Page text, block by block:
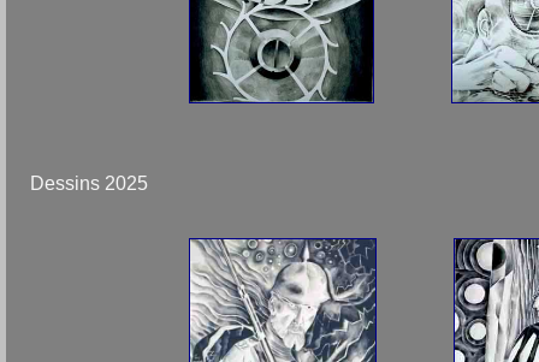
Dessins 2025